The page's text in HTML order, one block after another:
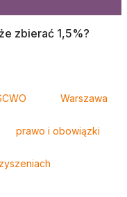
zbierać 1,5%?
Warszawa
prawo i obowiązki